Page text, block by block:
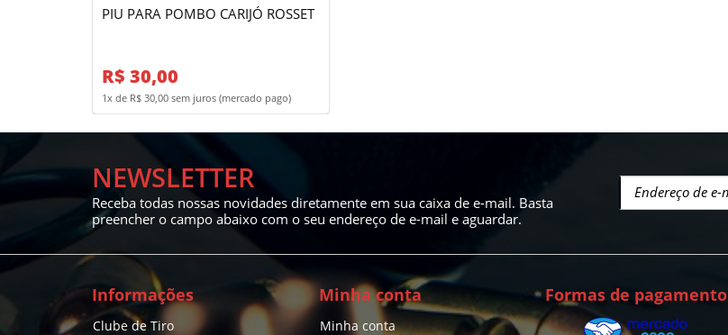
PIU PARA POMBO CARIJÓ ROSSET
R$ 30,00
1x de R$ 30,00 sem juros (mercado pago)
NEWSLETTER
Receba todas nossas novidades diretamente em sua caixa de e-mail. Basta
preencher o campo abaixo com o seu endereço de e-mail e aguardar.
Informações
Clube de Tiro
Minha conta
Minha conta
Formas de pagamento